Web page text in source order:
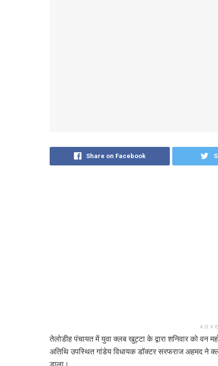
Share on Facebook
तेलोडीह पंचायत में युवा क्लब खुट्टा के द्वारा शनिवार को वन
अतिथि उपस्थित गांडेय विधायक डॉक्टर सरफराज अहमद ने